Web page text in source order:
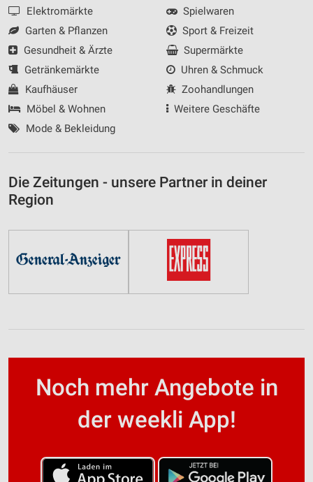
Elektromärkte
Garten & Pflanzen
Gesundheit & Ärzte
Getränkemärkte
Kaufhäuser
Möbel & Wohnen
Mode & Bekleidung
Spielwaren
Sport & Freizeit
Supermärkte
Uhren & Schmuck
Zoohandlungen
Weitere Geschäfte
Die Zeitungen - unsere Partner in deiner
Region
Noch mehr Angebote in
der weekli App!